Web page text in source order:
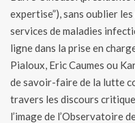
expertise”), sans oublier
services de maladies
ligne dans la prise en
Pialoux, Eric Caumes ou
de savoir-faire de la lutte
travers les discours
l’image de l’Observatoire